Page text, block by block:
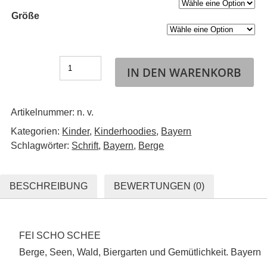
Größe
IN DEN WARENKORB
Artikelnummer: n. v.
Kategorien: Kinder, Kinderhoodies, Bayern
Schlagwörter: Schrift, Bayern, Berge
BESCHREIBUNG BEWERTUNGEN (0)
FEI SCHO SCHEE
Berge, Seen, Wald, Biergarten und Gemütlichkeit. Bayern